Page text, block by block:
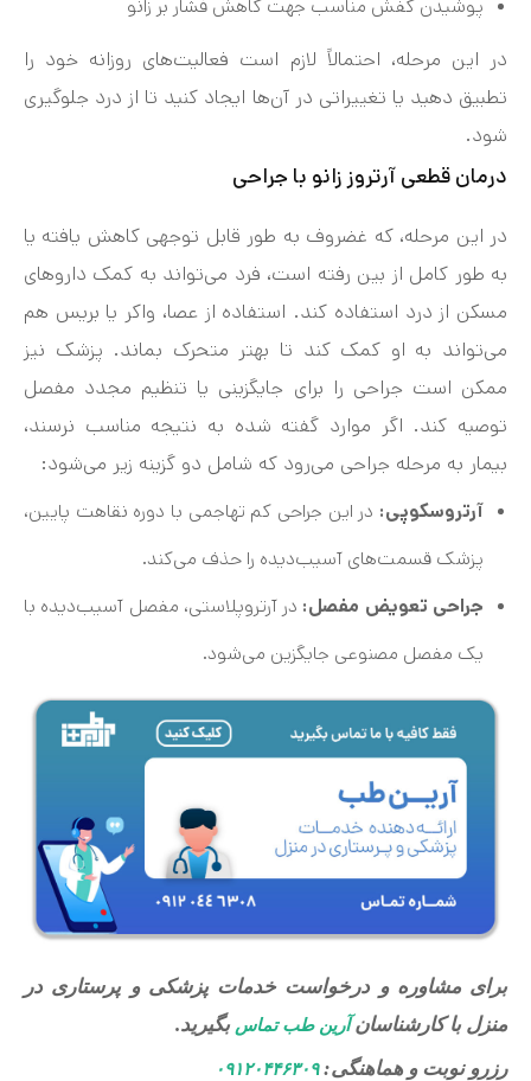
پوشیدن کفش مناسب جهت کاهش فشار بر زانو
در این مرحله، احتمالاً لازم است فعالیت‌های روزانه خود را
تطبیق دهید یا تغییراتی در آن‌ها ایجاد کنید تا از درد جلوگیری
شود.
درمان قطعی آرتروز زانو با جراحی
در این مرحله، که غضروف به طور قابل توجهی کاهش یافته یا
به طور کامل از بین رفته است، فرد می‌تواند به کمک داروهای
مسکن از درد استفاده کند. استفاده از عصا، واکر یا بریس هم
می‌تواند به او کمک کند تا بهتر متحرک بماند. پزشک نیز
ممکن است جراحی را برای جایگزینی یا تنظیم مجدد مفصل
توصیه کند. اگر موارد گفته شده به نتیجه مناسب نرسند،
بیمار به مرحله جراحی می‌رود که شامل دو گزینه زیر می‌شود:
آرتروسکوپی: در این جراحی کم تهاجمی با دوره نقاهت پایین،
پزشک قسمت‌های آسیب‌دیده را حذف می‌کند.
جراحی تعویض مفصل: در آرتروپلاستی، مفصل آسیب‌دیده با
یک مفصل مصنوعی جایگزین می‌شود.
برای مشاوره و درخواست خدمات پزشکی و پرستاری در
منزل با کارشناسانآرین طب تماس بگیرید.
رزرو نوبت و هماهنگی:۰۹۱۲۰۴۴۶۳۰۹